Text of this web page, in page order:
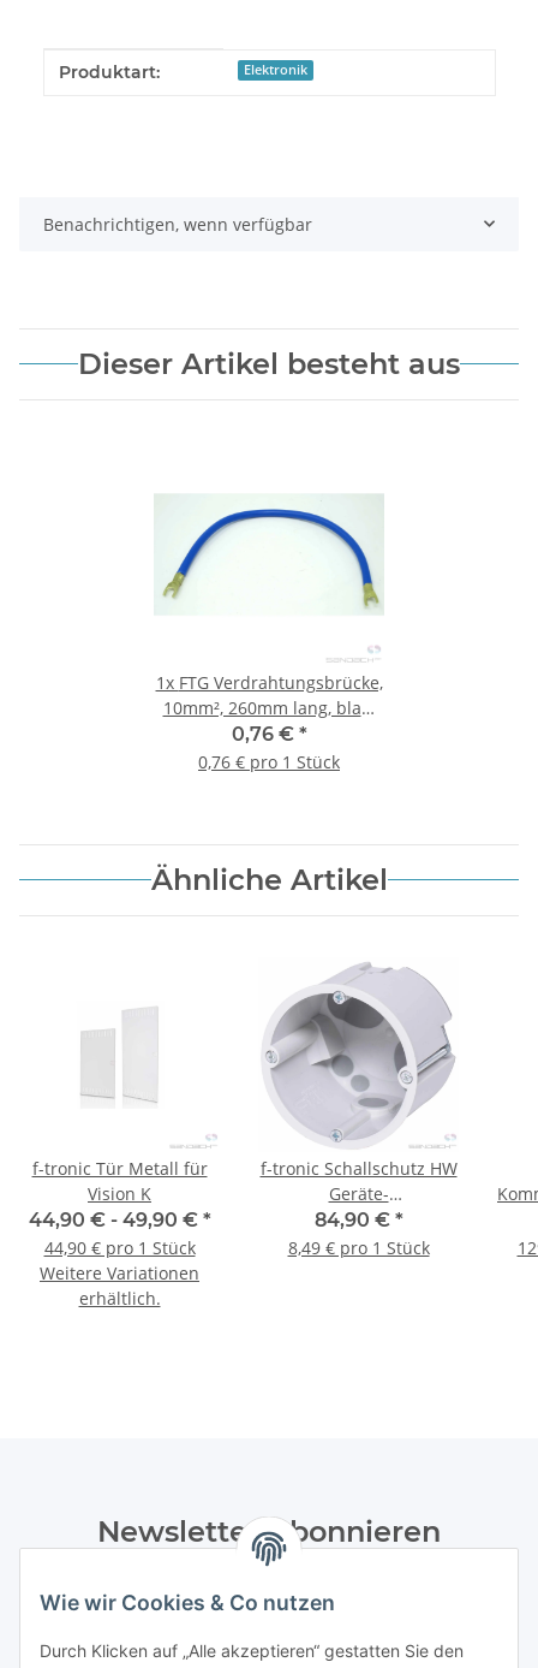
Wie wir Cookies & Co nutzen
Durch Klicken auf „Alle akzeptieren“ gestatten Sie den
Produkteigenschaft
Wert
Produktart: Elektronik
Benachrichtigen, wenn verfügbar
Dieser Artikel besteht aus
1x FTG Verdrahtungsbrücke,
10mm², 260mm lang, blau,
2x Gabelkabelschuh
0,76 € *
0,76 € pro 1 Stück
Ähnliche Artikel
f-tronic Tür Metall für
Vision K
44,90 € - 49,90 € *
44,90 € pro 1 Stück
Weitere Variationen
erhältlich.
f-tronic Schallschutz HW
Geräte-
Verbindungsdose
SP3700, 58mm tief, 10
84,90 € *
8,49 € pro 1 Stück
Newsletter Abonnieren
Datenschutzerklärungregelmäßig und jederzeit widerruflich